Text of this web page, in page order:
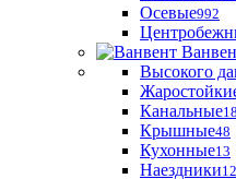
Осевые992
Высокого
Канальные
Крышные48
Кухонные13
Наездники12